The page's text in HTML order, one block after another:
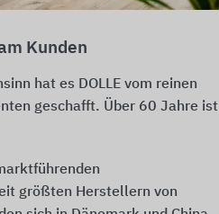
Kunden
hat es DOLLE vom reinen
geschafft. Über 60 Jahre ist
größten Herstellern von